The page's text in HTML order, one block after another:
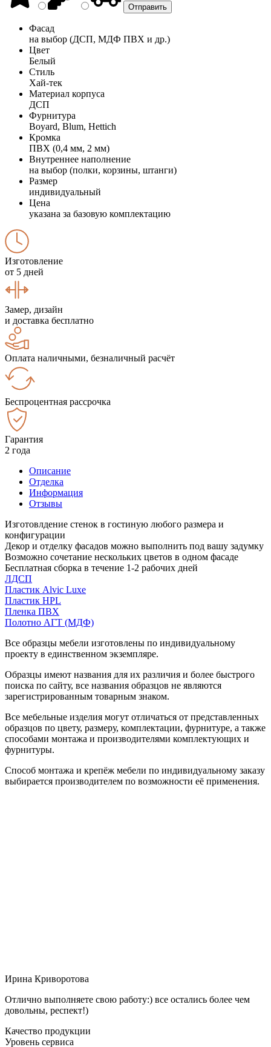
Фасад
на выбор (ДСП, МДФ ПВХ и др.)
Цвет
Белый
Стиль
Хай-тек
Материал корпуса
ДСП
Фурнитура
Boyard, Blum, Hettich
Кромка
ПВХ (0,4 мм, 2 мм)
Внутреннее наполнение
на выбор (полки, корзины, штанги)
Размер
индивидуальный
Цена
указана за базовую комплектацию
Изготовление
от 5 дней
Замер, дизайн
и доставка бесплатно
Оплата наличными, безналичный расчёт
Беспроцентная рассрочка
Гарантия
2 года
Описание
Отделка
Информация
Отзывы
Изготовлдение стенок в гостиную любого размера и
конфигурации
Декор и отделку фасадов можно выполнить под вашу задумку
Возможно сочетание нескольких цветов в одном фасаде
Бесплатная сборка в течение 1-2 рабочих дней
ЛДСП
Пластик Alvic Luxe
Пластик HPL
Пленка ПВХ
Полотно АГТ (МДФ)
Все образцы мебели изготовлены по индивидуальному
проекту в единственном экземпляре.
Образцы имеют названия для их различия и более быстрого
поиска по сайту, все названия образцов не являются
зарегистрированным товарным знаком.
Все мебельные изделия могут отличаться от представленных
образцов по цвету, размеру, комплектации, фурнитуре, а также
способами монтажа и производителями комплектующих и
фурнитуры.
Способ монтажа и крепёж мебели по индивидуальному заказу
выбирается производителем по возможности её применения.
Ирина Криворотова
Отлично выполняете свою работу:) все остались более чем
довольны, респект!)
Качество продукции
Уровень сервиса